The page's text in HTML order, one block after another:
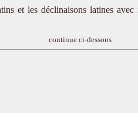
et les déclinaisons latines
continue ci-dessous